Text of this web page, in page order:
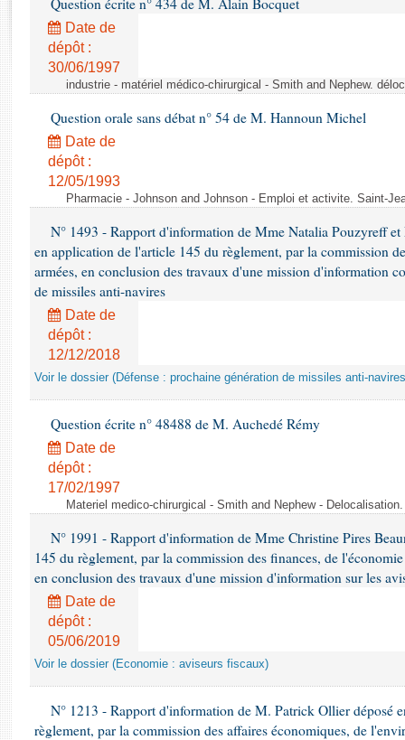
Rapports d'enquête
Rapports législatifs
Rapports sur l'application des lois
Baromètre de l’application des lois
Dossiers législatifs
Budget et sécurité sociale
Questions écrites et orales
Comptes rendus des débats
Question écrite n° 434 de M. Alain Bocquet
Date de
dépôt :
30/06/1997
industrie - matériel médico-chirurgical - Smith and Nephew.
Question orale sans débat n° 54 de M. Hannoun Michel
Date de
dépôt :
12/05/1993
Pharmacie - Johnson and Johnson - Emploi et activite. Saint-
N° 1493 - Rapport d'information de Mme Natalia Pouzyreff
en application de l'article 145 du règlement, par la commission
armées, en conclusion des travaux d'une mission d'information
de missiles anti-navires
Date de
dépôt :
12/12/2018
Voir le dossier (Défense : prochaine génération de missiles anti-
Question écrite n° 48488 de M. Auchedé Rémy
Date de
dépôt :
17/02/1997
Materiel medico-chirurgical - Smith and Nephew -
N° 1991 - Rapport d'information de Mme Christine Pires
145 du règlement, par la commission des finances, de
en conclusion des travaux d'une mission d'information sur les
Date de
dépôt :
05/06/2019
Voir le dossier (Economie : aviseurs fiscaux)
N° 1213 - Rapport d'information de M. Patrick Ollier déposé
règlement, par la commission des affaires économiques, de